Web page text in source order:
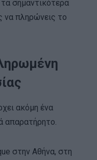
σημαντικότερα
να πληρώνεις το
ακόμη ένα
απαρατήρητο.
στην Αθήνα, στη